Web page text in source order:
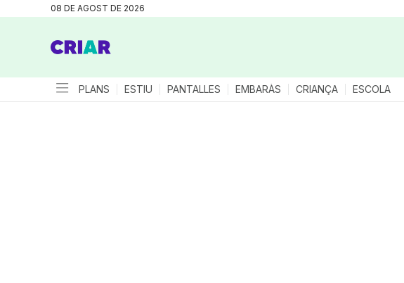
08 DE AGOST DE 2026
PLANS ESTIU PANTALLES EMBARÀS CRIANÇA ESCOLA